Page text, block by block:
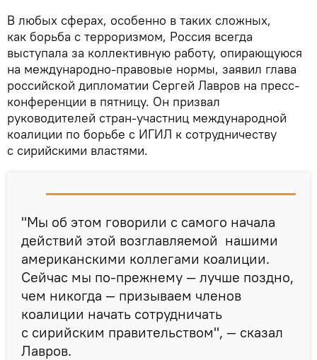
В любых сферах, особенно в таких сложных,
как борьба с терроризмом, Россия всегда
выступала за коллективную работу, опирающуюся
на международно-правовые нормы, заявил глава
российской дипломатии Сергей Лавров на пресс-
конференции в пятницу. Он призвал
руководителей стран-участниц международной
коалиции по борьбе с ИГИЛ к сотрудничеству
с сирийскими властями.
"Мы об этом говорили с самого начала
действий этой возглавляемой нашими
американскими коллегами коалиции.
Сейчас мы по-прежнему — лучше поздно,
чем никогда — призываем членов
коалиции начать сотрудничать
с сирийским правительством", — сказал
Лавров.